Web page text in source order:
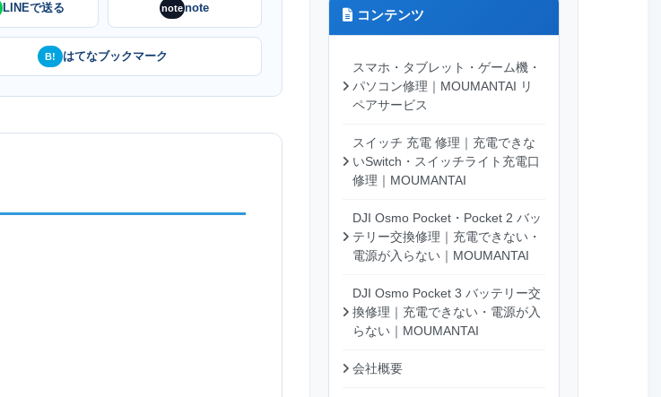
LINEで送る notenote
B! はてなブックマーク
コンテンツ
スマホ・タブレット・ゲーム機・
パソコン修理｜MOUMANTAI リ
ペアサービス
スイッチ 充電 修理｜充電できな
いSwitch・スイッチライト充電口
修理｜MOUMANTAI
DJI Osmo Pocket・Pocket 2 バッ
テリー交換修理｜充電できない・
電源が入らない｜MOUMANTAI
DJI Osmo Pocket 3 バッテリー交
換修理｜充電できない・電源が入
らない｜MOUMANTAI
会社概要